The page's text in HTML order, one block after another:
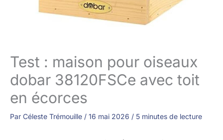
Test : maison pour oiseaux
dobar 38120FSCe avec toit
en écorces
Par Céleste Trémouille / 16 mai 2026 / 5 minutes de lecture